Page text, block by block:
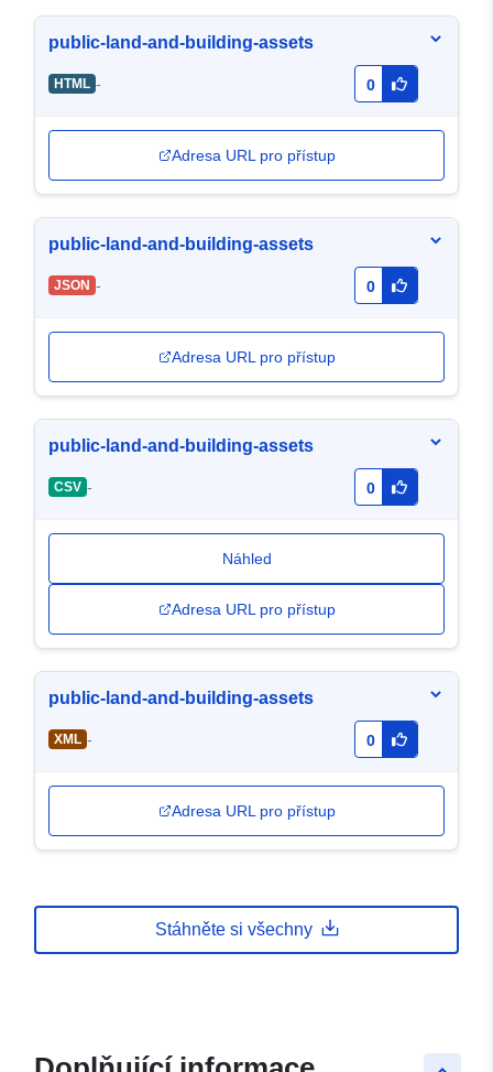
public-land-and-building-assets
HTML - 0
Adresa URL pro přístup
public-land-and-building-assets
JSON - 0
Adresa URL pro přístup
public-land-and-building-assets
CSV - 0
Náhled
Adresa URL pro přístup
public-land-and-building-assets
XML - 0
Adresa URL pro přístup
Stáhněte si všechny